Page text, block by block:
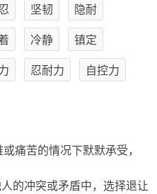
坚韧
隐耐
冷静
镇定
忍耐力
自控力
痛苦的情况下默默承受，
的冲突或矛盾中，选择退让